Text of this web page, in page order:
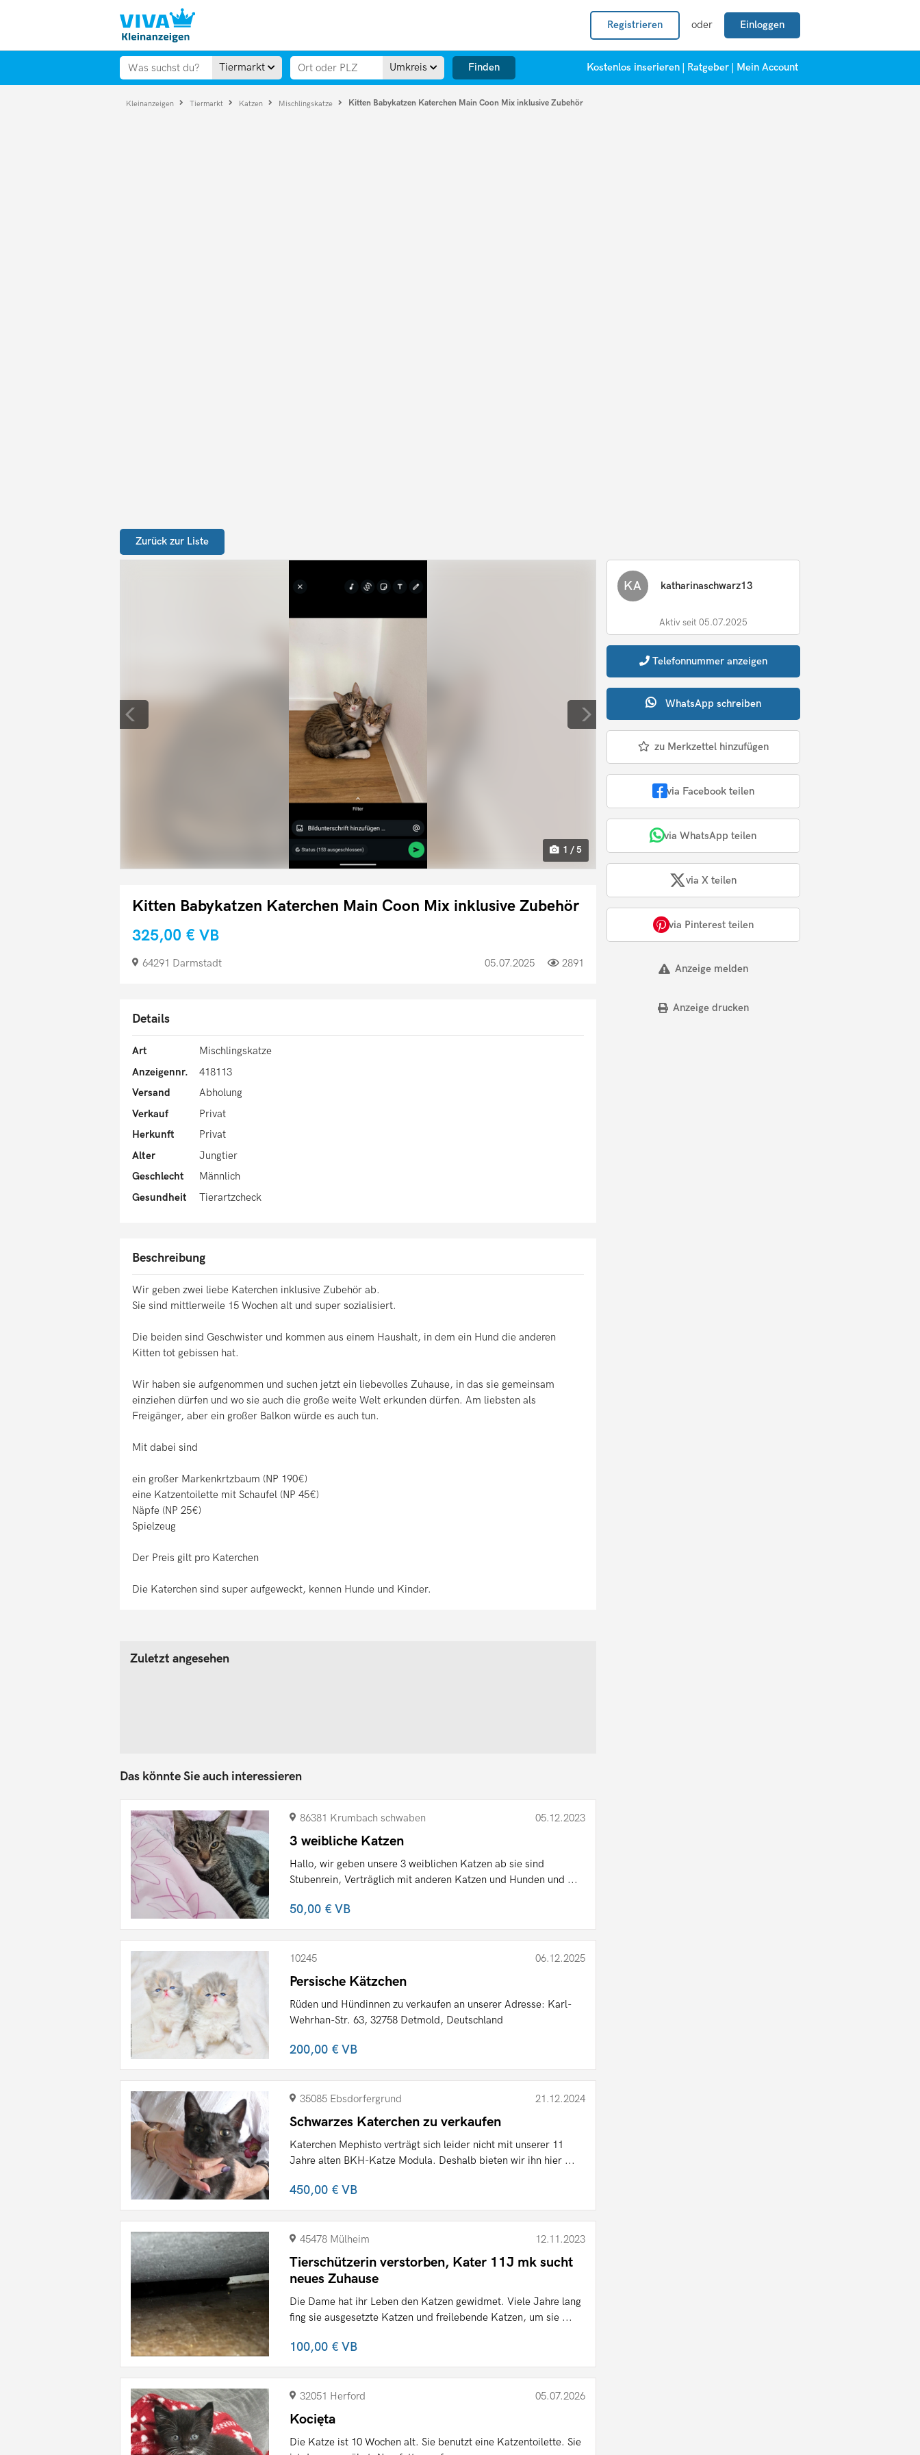
Registrieren oder Einloggen
Tiermarkt Umkreis Finden Kostenlos inserieren Ratgeber Mein Account
Kleinanzeigen Tiermarkt Katzen Mischlingskatze Kitten Babykatzen Katerchen Main Coon Mix inklusive Zubehör
Zurück zur Liste
1 / 5
Kitten Babykatzen Katerchen Main Coon Mix inklusive Zubehör
325,00 € VB
64291 Darmstadt 05.07.2025 2891
Details
Art
Mischlingskatze
Anzeigennr.
418113
Versand
Abholung
Verkauf
Privat
Herkunft
Privat
Alter
Jungtier
Geschlecht
Männlich
Gesundheit
Tierartzcheck
Beschreibung
Wir geben zwei liebe Katerchen inklusive Zubehör ab.
Sie sind mittlerweile 15 Wochen alt und super sozialisiert.
Die beiden sind Geschwister und kommen aus einem Haushalt, in dem ein Hund die anderen
Kitten tot gebissen hat.
Wir haben sie aufgenommen und suchen jetzt ein liebevolles Zuhause, in das sie gemeinsam
einziehen dürfen und wo sie auch die große weite Welt erkunden dürfen. Am liebsten als
Freigänger, aber ein großer Balkon würde es auch tun.
Mit dabei sind
ein großer Markenkrtzbaum (NP 190€)
eine Katzentoilette mit Schaufel (NP 45€)
Näpfe (NP 25€)
Spielzeug
Der Preis gilt pro Katerchen
Die Katerchen sind super aufgeweckt, kennen Hunde und Kinder.
KA katharinaschwarz13
Aktiv seit 05.07.2025
Telefonnummer anzeigen
WhatsApp schreiben
zu Merkzettel hinzufügen
via Facebook teilen
via WhatsApp teilen
via X teilen
via Pinterest teilen
Anzeige melden
Anzeige drucken
Zuletzt angesehen
Das könnte Sie auch interessieren
86381 Krumbach schwaben 05.12.2023
3 weibliche Katzen
Hallo, wir geben unsere 3 weiblichen Katzen ab sie sind
Stubenrein, Verträglich mit anderen Katzen und Hunden und ...
50,00 €VB
10245 06.12.2025
Persische Kätzchen
Rüden und Hündinnen zu verkaufen an unserer Adresse: Karl-
Wehrhan-Str. 63, 32758 Detmold, Deutschland
200,00 €VB
35085 Ebsdorfergrund 21.12.2024
Schwarzes Katerchen zu verkaufen
Katerchen Mephisto verträgt sich leider nicht mit unserer 11
Jahre alten BKH-Katze Modula. Deshalb bieten wir ihn hier ...
450,00 €VB
45478 Mülheim 12.11.2023
Tierschützerin verstorben, Kater 11J mk sucht
neues Zuhause
Die Dame hat ihr Leben den Katzen gewidmet. Viele Jahre lang
fing sie ausgesetzte Katzen und freilebende Katzen, um sie ...
100,00 €VB
32051 Herford 05.07.2026
Kocięta
Die Katze ist 10 Wochen alt. Sie benutzt eine Katzentoilette. Sie